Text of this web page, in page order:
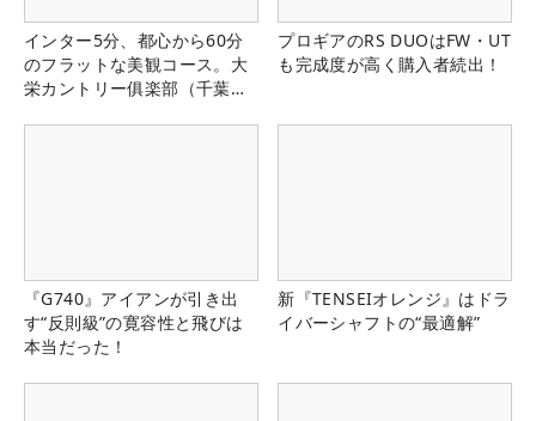
インター5分、都心から60分
のフラットな美観コース。大
栄カントリー俱楽部（千葉
プロギアのRS DUOはFW・UT
も完成度が高く購入者続出！
『G740』アイアンが引き出
す“反則級”の寛容性と飛びは
本当だった！
新『TENSEIオレンジ』はドラ
イバーシャフトの“最適解”